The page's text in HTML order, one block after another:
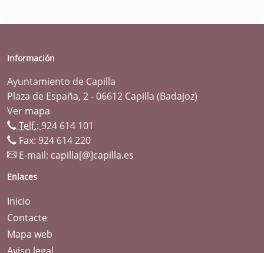
Información
Ayuntamiento de Capilla
Plaza de España, 2 - 06612 Capilla (Badajoz)
Ver mapa
Telf.: 924 614 101
Fax: 924 614 220
E-mail: capilla[@]capilla.es
Enlaces
Inicio
Contacte
Mapa web